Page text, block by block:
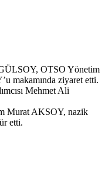
OTSO Yönetim
makamında ziyaret etti.
Mehmet Ali
Murat AKSOY, nazik
etti.